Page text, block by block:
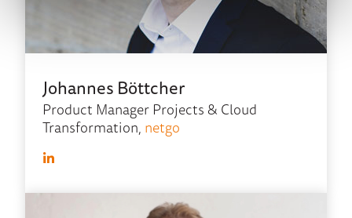
Johannes Böttcher
Product Manager Projects & Cloud
Transformation, netgo